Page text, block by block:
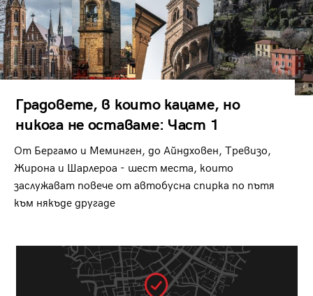
Градовете, в които кацаме, но
никога не оставаме: Част 1
От Бергамо и Меминген, до Айндховен, Тревизо,
Жирона и Шарлероа - шест места, които
заслужават повече от автобусна спирка по пътя
към някъде другаде